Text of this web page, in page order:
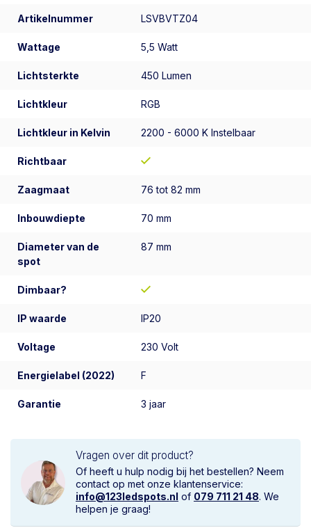
Artikelnummer LSVBVTZ04
Wattage 5,5 Watt
Lichtsterkte 450 Lumen
Lichtkleur RGB
Lichtkleur in Kelvin 2200 - 6000 K Instelbaar
Richtbaar
Zaagmaat 76 tot 82 mm
Inbouwdiepte 70 mm
Diameter van de
spot
87 mm
Dimbaar?
IP waarde IP20
Voltage 230 Volt
Energielabel (2022) F
Garantie 3 jaar
Vragen over dit product?
Of heeft u hulp nodig bij het bestellen? Neem
contact op met onze klantenservice:
info@123ledspots.nl of 079 711 21 48. We
helpen je graag!